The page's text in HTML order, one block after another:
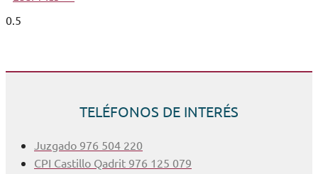
TELÉFONOS DE INTERÉS
Juzgado 976 504 220
CPI Castillo Qadrit 976 125 079